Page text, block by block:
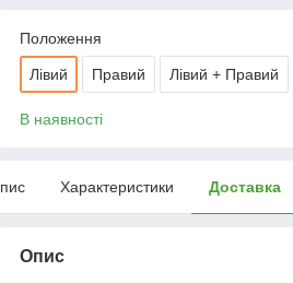
Положення
Лівий Правий Лівий + Правий
В наявності
Характеристики Доставка
Опис